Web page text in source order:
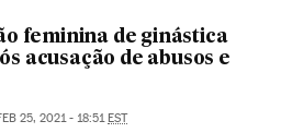
feminina de ginástica
acusação de abusos e
25, 2021 - 18:51EST